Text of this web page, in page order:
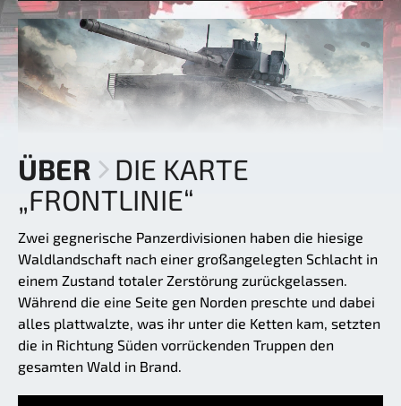
ÜBER
DIE KARTE
„FRONTLINIE“
Zwei gegnerische Panzerdivisionen haben die hiesige
Waldlandschaft nach einer großangelegten Schlacht in
einem Zustand totaler Zerstörung zurückgelassen.
Während die eine Seite gen Norden preschte und dabei
alles plattwalzte, was ihr unter die Ketten kam, setzten
die in Richtung Süden vorrückenden Truppen den
gesamten Wald in Brand.